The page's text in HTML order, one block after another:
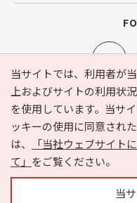
当サイトでは、利用者が
上およびサイトの利用状
を使用しています。当サ
ッキーの使用に同意され
は、
「当社ウェブサイト
て」 をご覧ください。
当
e-NAVITA（イーナビタ）
利用規約
個人情報の
サイトマップ
広